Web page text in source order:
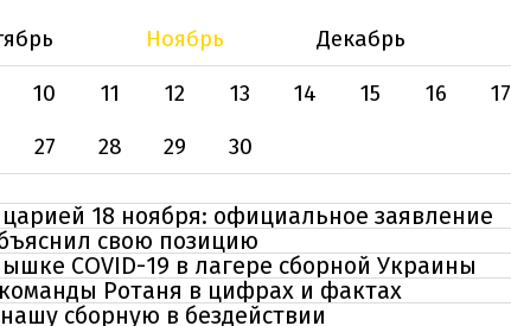
Ноябрь
Декабрь
10 11 12 13 14 15 16
17
27 28 29 30
18 ноября: официальное заявление
свою позицию
COVID-19 в лагере сборной Украины
Ротаня в цифрах и фактах
сборную в бездействии